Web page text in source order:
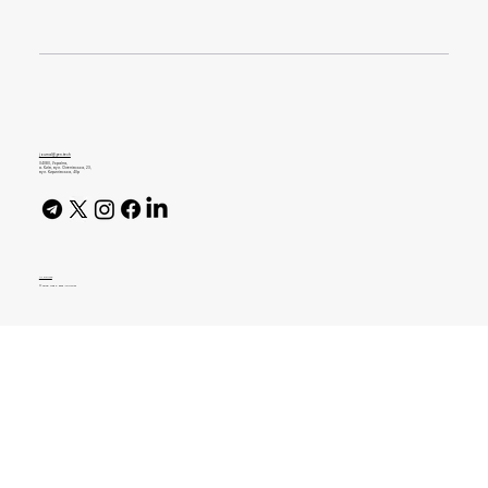
journal@gen.tech
04080, Україна,
м. Київ, вул. Оленівська, 23,​
вул. Кирилівська, 40р
© 2026 High Bar Journal